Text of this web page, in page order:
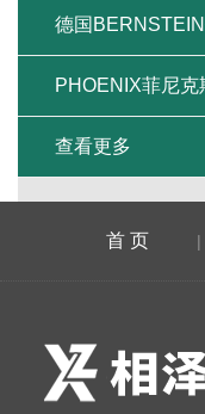
德国
PHOENIX菲尼克
查看更多
首 页 |